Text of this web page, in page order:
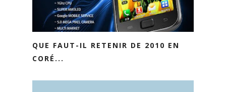
QUE FAUT-IL RETENIR DE 2010 EN
CORÉ...